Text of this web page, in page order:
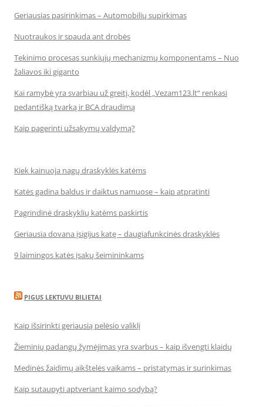
Geriausias pasirinkimas – Automobilių supirkimas
Nuotraukos ir spauda ant drobės
Tekinimo procesas sunkiųjų mechanizmų komponentams – Nuo
žaliavos iki giganto
Kai ramybė yra svarbiau už greitį, kodėl „Vezam123.lt“ renkasi
pedantišką tvarką ir BCA draudimą
Kaip pagerinti užsakymų valdymą?
Kiek kainuoja nagų draskyklės katėms
Katės gadina baldus ir daiktus namuose – kaip atpratinti
Pagrindinė draskyklių katėms paskirtis
Geriausia dovana įsigijus katę – daugiafunkcinės draskyklės
9 laimingos katės įsakų šeimininkams
PIGUS LEKTUVU BILIETAI
Kaip išsirinkti geriausią pelėsio valiklį
Žieminių padangų žymėjimas yra svarbus – kaip išvengti klaidų
Medinės žaidimų aikštelės vaikams – pristatymas ir surinkimas
Kaip sutaupyti aptveriant kaimo sodybą?